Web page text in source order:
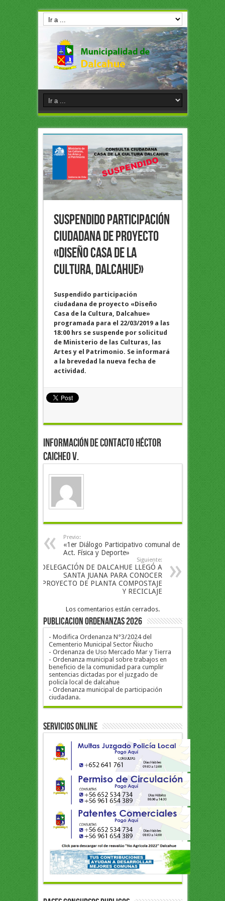
Suspendido participación
ciudadana de proyecto
«Diseño Casa de la
Cultura, Dalcahue»
Suspendido participación
ciudadana de proyecto «Diseño
Casa de la Cultura, Dalcahue»
programada para el 22/03/2019 a las
18:00 hrs se suspende por solicitud
de Ministerio de las Culturas, las
Artes y el Patrimonio. Se informará
a la brevedad la nueva fecha de
actividad.
Información de Contacto Héctor
Caicheo V.
Previo:
«1er Diálogo Participativo comunal de
Act. Física y Deporte»
Siguiente:
DELEGACIÓN DE DALCAHUE LLEGÓ A
SANTA JUANA PARA CONOCER
PROYECTO DE PLANTA COMPOSTAJE
Y RECICLAJE
Los comentarios están cerrados.
PUBLICACION ORDENANZAS 2026
- Modifica Ordenanza N°3/2024 del
Cementerio Municipal Sector Ñiucho
- Ordenanza de Uso Mercado Mar y Tierra
- Ordenanza municipal sobre trabajos en
beneficio de la comunidad para cumplir
sentencias dictadas por el juzgado de
policía local de dalcahue
- Ordenanza municipal de participación
ciudadana.
Servicios Online